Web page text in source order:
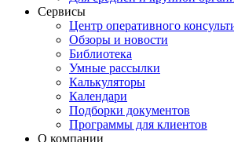
Сервисы
Центр оперативного
Обзоры и новости
Библиотека
Умные рассылки
Калькуляторы
Календари
Подборки документов
Программы для клиентов
О компании